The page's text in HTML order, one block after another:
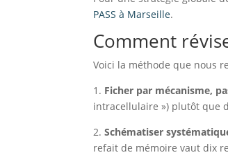
PASS à Marseille.
Comment
Voici la méthode que nous
1. Ficher par mécanisme,
intracellulaire ») plutôt que
2.Schématiser
refait de mémoire vaut dix